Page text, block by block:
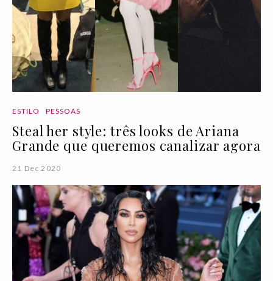
ESTILO PESSOAS
Steal her style: três looks de Ariana
Grande que queremos canalizar agora
21 Dec 2020